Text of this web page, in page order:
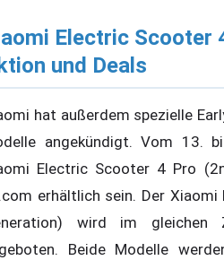
Electric Scooter
und Deals
hat außerdem spezielle
angekündigt. Vom 13.
Electric Scooter 4 Pro
erhältlich sein. Der
wird im
Beide Modelle